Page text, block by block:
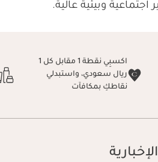
وبيئية عالية.
اكسبِي نقطة 1 مقابل كل 1
ريال سعودي، واستبدلي
نقاطكِ بمكافآت